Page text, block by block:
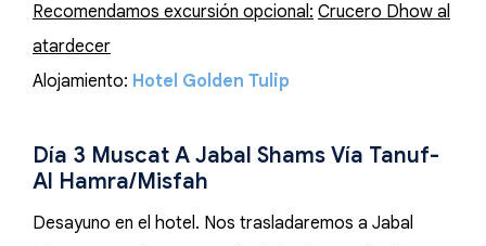
Recomendamos excursión opcional: Crucero Dhow al
atardecer
Alojamiento: Hotel Golden Tulip
Día 3 Muscat A Jabal Shams Vía Tanuf-
Al Hamra/Misfah
Desayuno en el hotel. Nos trasladaremos a Jabal